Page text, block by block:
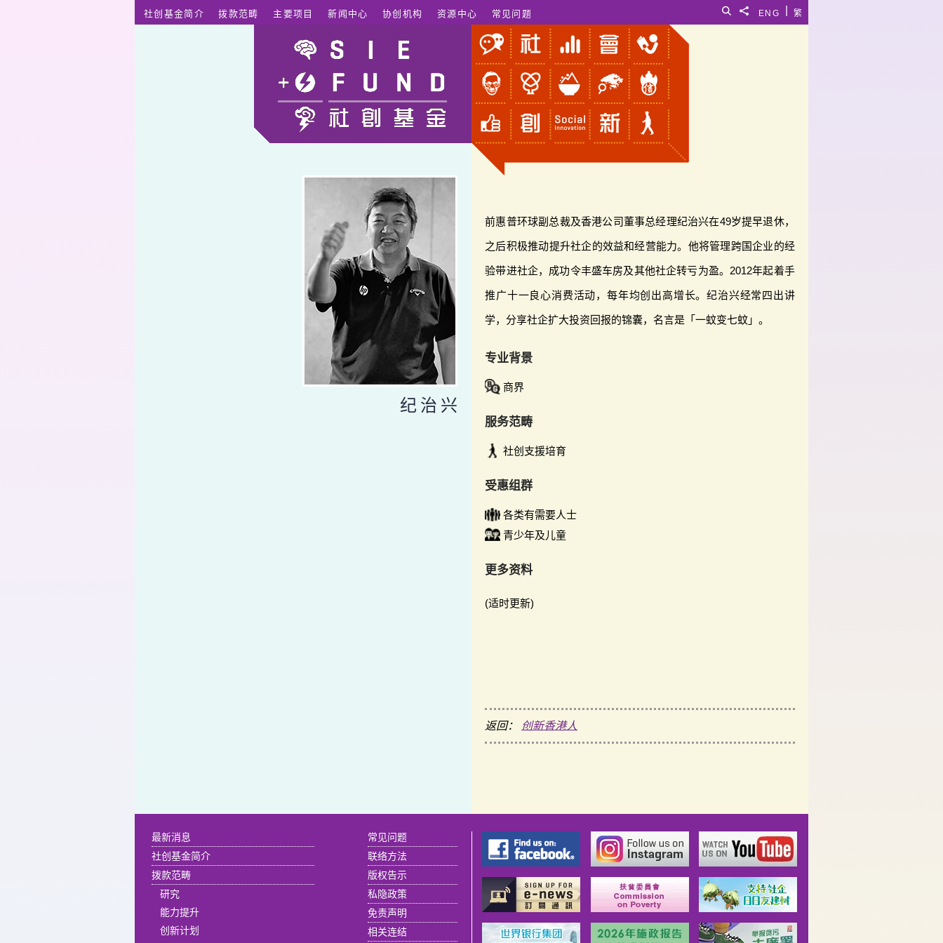
繁
ENG
分享給
搜寻
社创基金简介 拨款范畴 主要项目 新闻中心 协创机构 资源中心 常见问题
纪治兴
前惠普环球副总裁及香港公司董事总经理纪治兴在49岁提早退休，
之后积极推动提升社企的效益和经营能力。他将管理跨国企业的经
验带进社企，成功令丰盛车房及其他社企转亏为盈。2012年起着手
推广十一良心消费活动，每年均创出高增长。纪治兴经常四出讲
学，分享社企扩大投资回报的锦囊，名言是「一蚊变七蚊」。
专业背景
商界
服务范畴
社创支援培育
受惠组群
各类有需要人士
青少年及儿童
更多资料
(适时更新)
返回： 创新香港人
最新消息
社创基金简介
拨款范畴
研究
能力提升
创新计划
常见问题
联络方法
版权告示
私隐政策
免责声明
相关连结